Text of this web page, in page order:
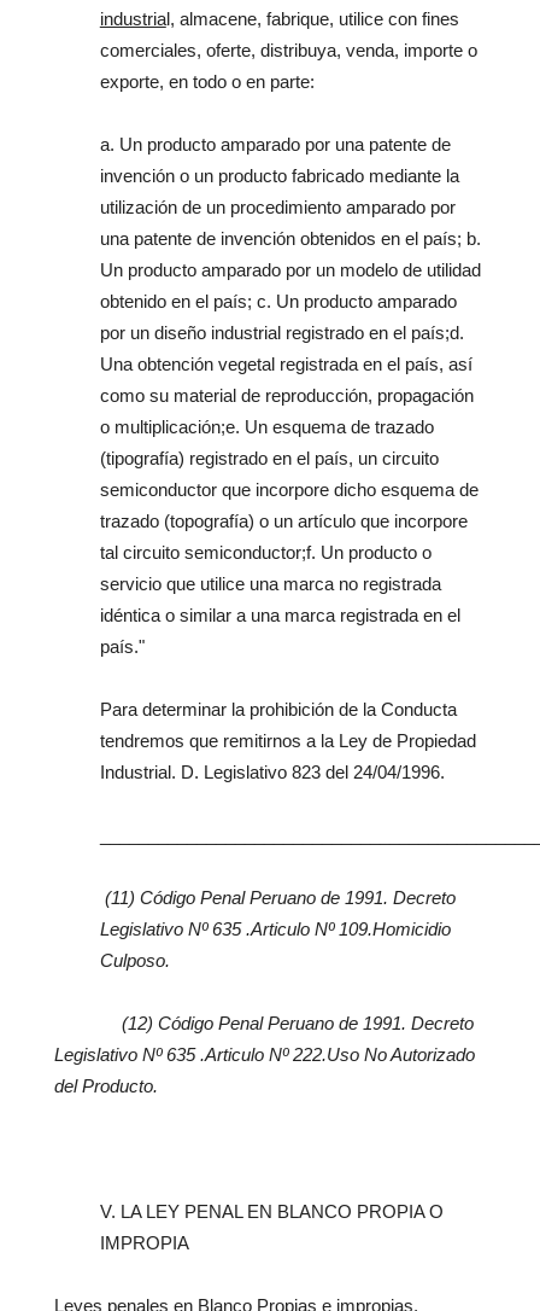
industrial, almacene, fabrique, utilice con fines
comerciales, oferte, distribuya, venda, importe o
exporte, en todo o en parte:
a. Un producto amparado por una patente de
invención o un producto fabricado mediante la
utilización de un procedimiento amparado por
una patente de invención obtenidos en el país; b.
Un producto amparado por un modelo de utilidad
obtenido en el país; c. Un producto amparado
por un diseño industrial registrado en el país;d.
Una obtención vegetal registrada en el país, así
como su material de reproducción, propagación
o multiplicación;e. Un esquema de trazado
(tipografía) registrado en el país, un circuito
semiconductor que incorpore dicho esquema de
trazado (topografía) o un artículo que incorpore
tal circuito semiconductor;f. Un producto o
servicio que utilice una marca no registrada
idéntica o similar a una marca registrada en el
país."
Para determinar la prohibición de la Conducta
tendremos que remitirnos a la Ley de Propiedad
Industrial. D. Legislativo 823 del 24/04/1996.
(11) Código Penal Peruano de 1991. Decreto
Legislativo Nº 635 .Articulo Nº 109.Homicidio
Culposo.
(12) Código Penal Peruano de 1991. Decreto
Legislativo Nº 635 .Articulo Nº 222.Uso No Autorizado
del Producto.
V. LA LEY PENAL EN BLANCO PROPIA O
IMPROPIA
Leyes penales en Blanco Propias e impropias.